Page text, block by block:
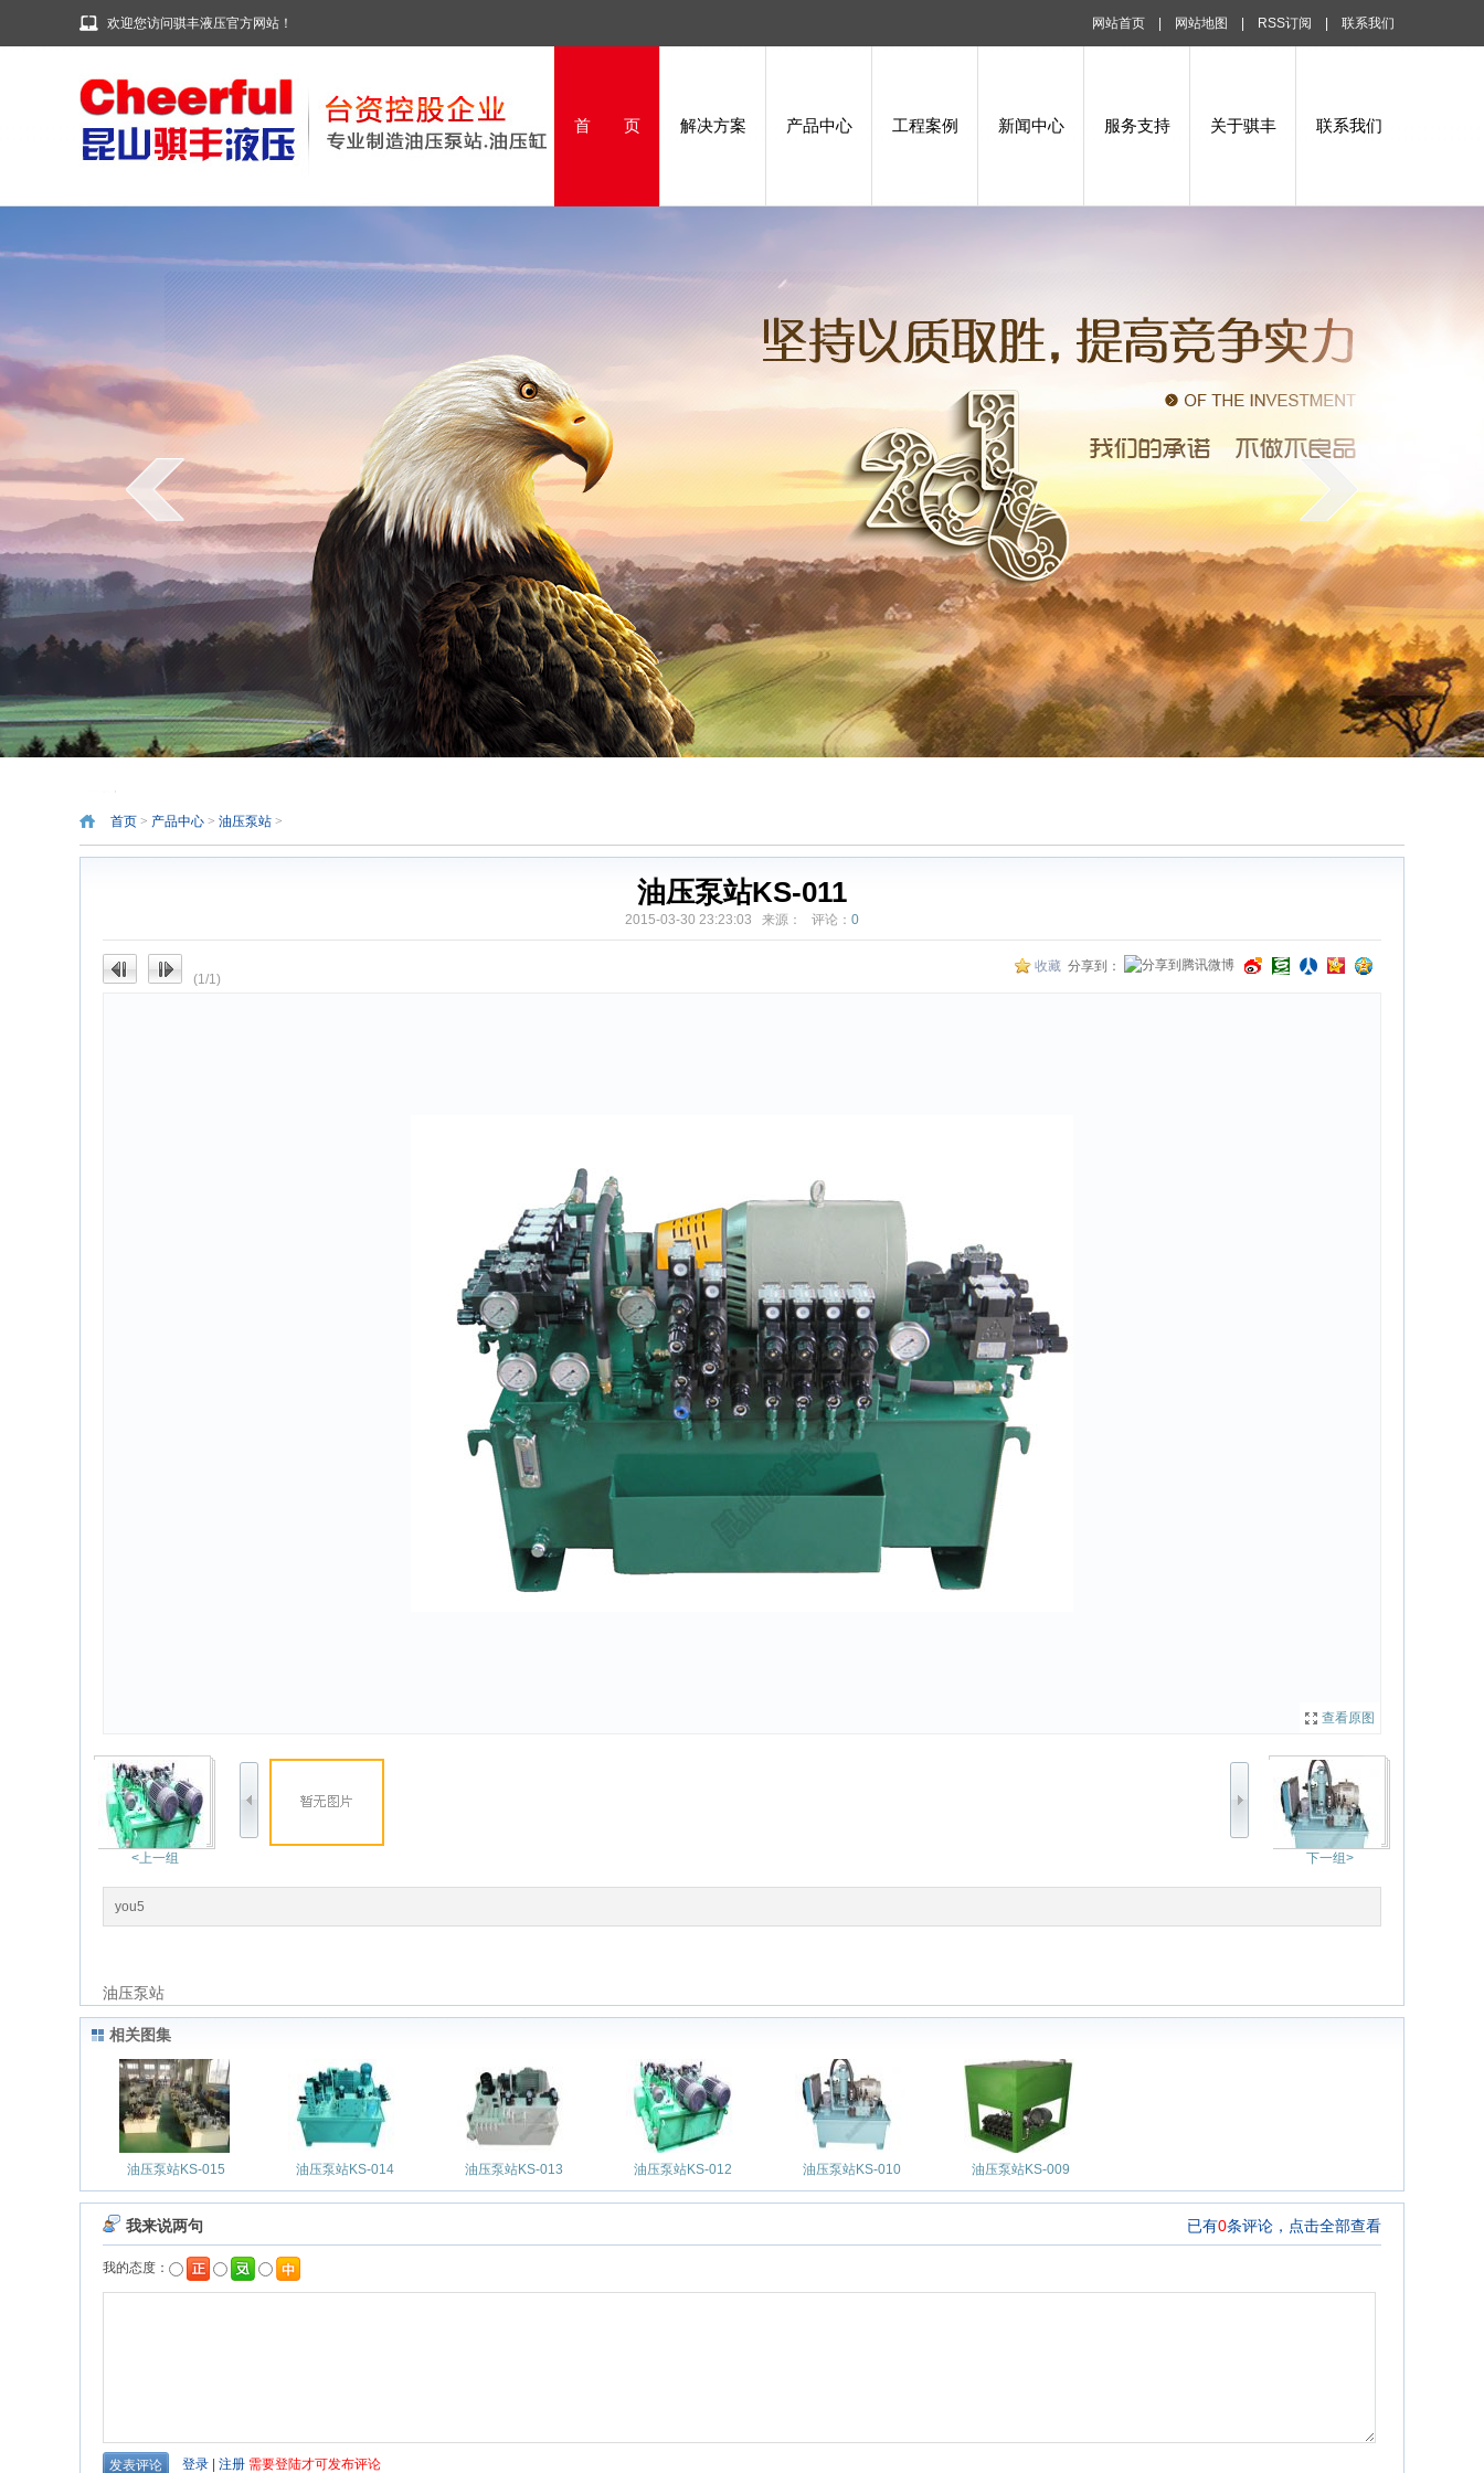
欢迎您访问骐丰液压官方网站！ 网站首页 网站地图 RSS订阅 联系我们
首 页 解决方案 产品中心 工程案例 新闻中心 服务支持 关于骐丰 联系我们
首页 > 产品中心 > 油压泵站 >
油压泵站KS-011
2015-03-30 23:23:03 来源： 评论： 0
(1/1)
收藏 分享到：
查看原图
<上一组 下一组>
you5
油压泵站
相关图集
油压泵站KS-015 油压泵站KS-014 油压泵站KS-013 油压泵站KS-012 油压泵站KS-010 油压泵站KS-009